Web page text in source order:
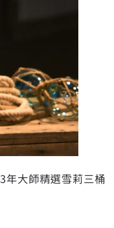
年大師精選雪莉三桶